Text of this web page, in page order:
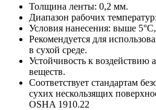
Толщина ленты: 0,2 мм.
Диапазон рабочих
Условия нанесения: выше
Рекомендуется для
в сухой среде.
Устойчивость к воздействию
веществ.
Соответствует стандартам
сухих нескользящих
OSHA 1910.22